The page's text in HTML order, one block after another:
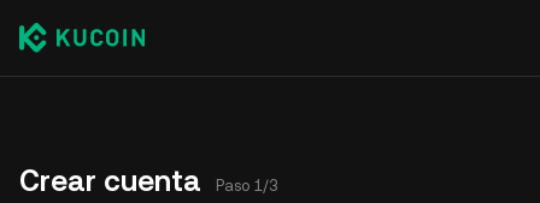
Crear cuenta Paso 1/3